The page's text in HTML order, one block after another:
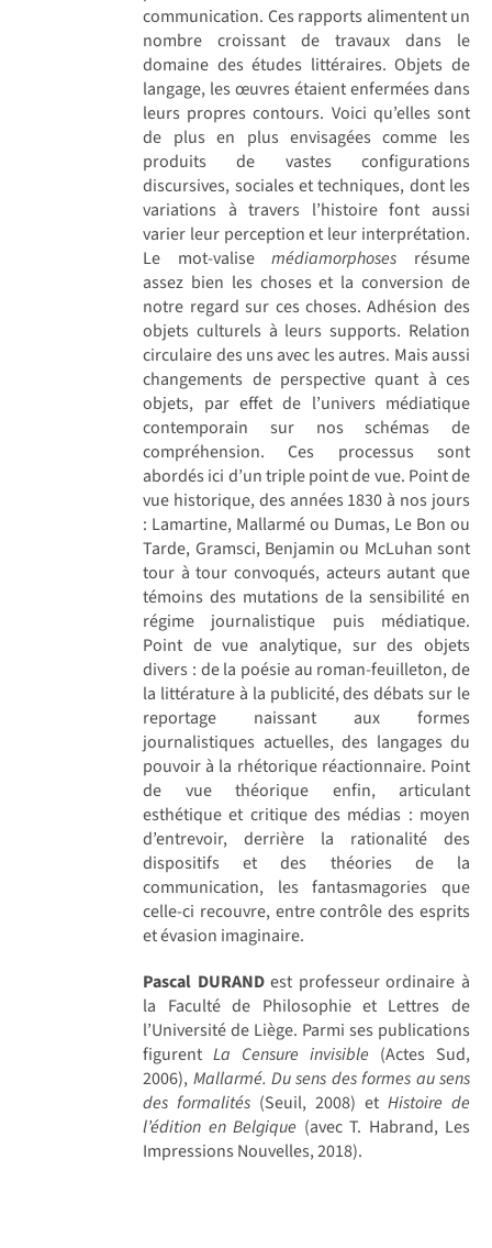
communication. Ces rapports alimentent un
nombre croissant de travaux dans le
domaine des études littéraires. Objets de
langage, les œuvres étaient enfermées dans
leurs propres contours. Voici qu’elles sont
de plus en plus envisagées comme les
produits de vastes configurations
discursives, sociales et techniques, dont les
variations à travers l’histoire font aussi
varier leur perception et leur interprétation.
Le mot-valisemédiamorphoses résume
assez bien les choses et la conversion de
notre regard sur ces choses. Adhésion des
objets culturels à leurs supports. Relation
circulaire des uns avec les autres. Mais aussi
changements de perspective quant à ces
objets, par effet de l’univers médiatique
contemporain sur nos schémas de
compréhension. Ces processus sont
abordés ici d’un triple point de vue. Point de
vue historique, des années 1830 à nos jours
: Lamartine, Mallarmé ou Dumas, Le Bon ou
Tarde, Gramsci, Benjamin ou McLuhan sont
tour à tour convoqués, acteurs autant que
témoins des mutations de la sensibilité en
régime journalistique puis médiatique.
Point de vue analytique, sur des objets
divers : de la poésie au roman-feuilleton, de
la littérature à la publicité, des débats sur le
reportage naissant aux formes
journalistiques actuelles, des langages du
pouvoir à la rhétorique réactionnaire. Point
de vue théorique enfin, articulant
esthétique et critique des médias : moyen
d’entrevoir, derrière la rationalité des
dispositifs et des théories de la
communication, les fantasmagories que
celle-ci recouvre, entre contrôle des esprits
et évasion imaginaire.
Pascal DURANDest professeur ordinaire à
la Faculté de Philosophie et Lettres de
l’Université de Liège. Parmi ses publications
figurent La Censure invisible (Actes Sud,
2006), Mallarmé. Du sens des formes au sens
des formalités (Seuil, 2008) etHistoire de
l’édition en Belgique (avec T. Habrand, Les
Impressions Nouvelles, 2018).